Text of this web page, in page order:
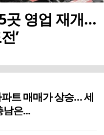
중고차 '숨은 수수료' 없앤다지만… 소비자 부담은 그대로?
근로자 영화관람 행사 성료
완성’ 실효 거두길
관
곳 영업 재개…
’
파트 매매가 상승… 세
남은...